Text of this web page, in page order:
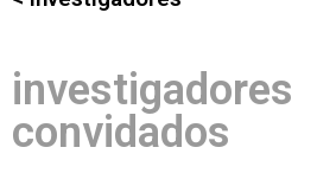
investigadores
convidados